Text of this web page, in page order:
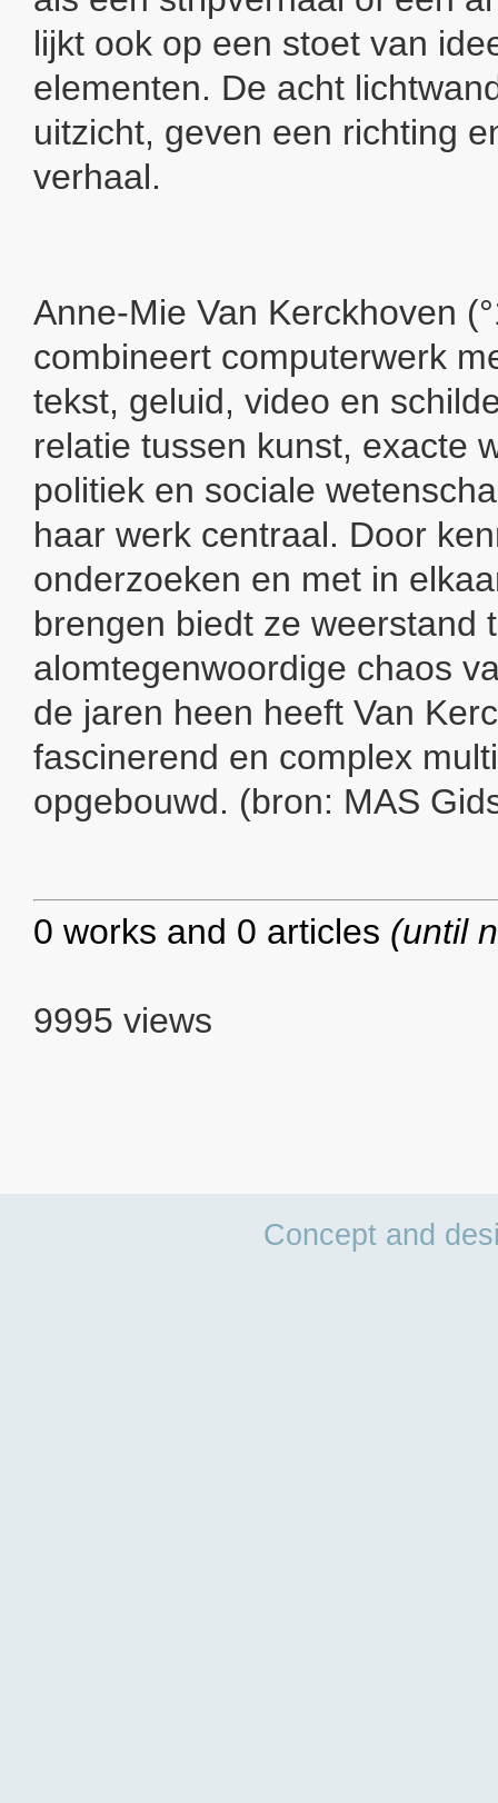
lijkt ook op een stoet van
elementen. De acht
uitzicht, geven een richting
verhaal.
Anne-Mie Van Kerckhoven
combineert computerwerk
tekst, geluid, video en
relatie tussen kunst, exacte
politiek en sociale
haar werk centraal. Door
onderzoeken en met in
brengen biedt ze weerstand
alomtegenwoordige chaos
de jaren heen heeft Van
fascinerend en complex
opgebouwd. (bron: MAS
0 works and 0 articles (until
9995 views
Concept and